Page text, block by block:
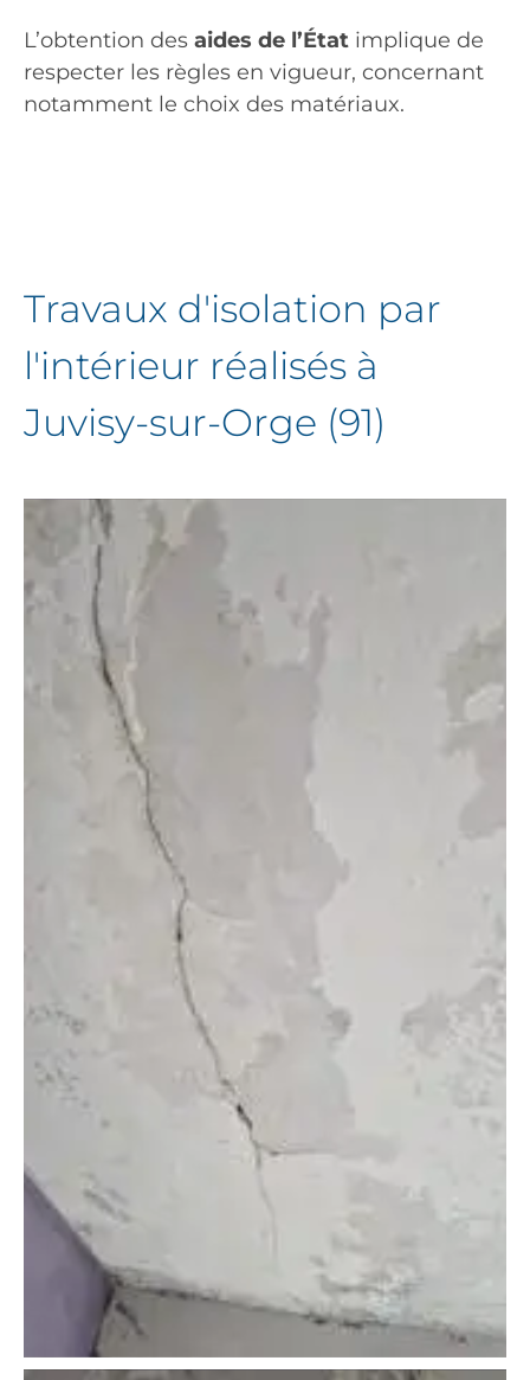
L’obtention des aides de l’État implique de
respecter les règles en vigueur, concernant
notamment le choix des matériaux.
Travaux d'isolation par
l'intérieur réalisés à
Juvisy-sur-Orge (91)